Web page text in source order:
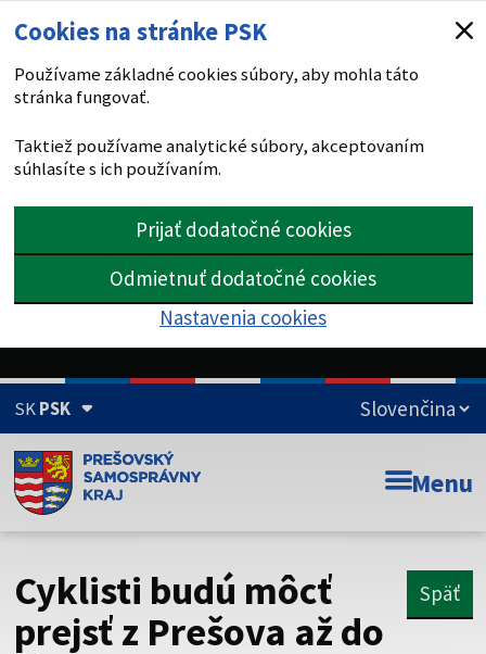
Cookies na stránke PSK
Používame základné cookies súbory, aby mohla táto
stránka fungovať.
Taktiež používame analytické súbory, akceptovaním
súhlasíte s ich používaním.
Prijať dodatočné cookies
Odmietnuť dodatočné cookies
Nastavenia cookies
SKPSK
Doména psk.sk je oficiálna
Toto je oficiálna webová stránka Prešovského
Táto stránka je zabezpečená
Menu
Cyklisti budú môcť
prejsť z Prešova až do
Späť